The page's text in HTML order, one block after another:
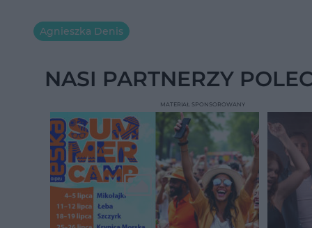
Agnieszka Denis
NASI PARTNERZY
MATERIAŁ SPONSOROWANY